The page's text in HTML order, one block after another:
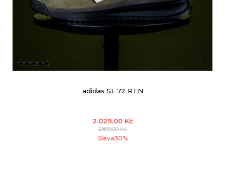
adidas SL 72 RTN
2.029,00 Kč
2.899,00Kč
Sleva30%